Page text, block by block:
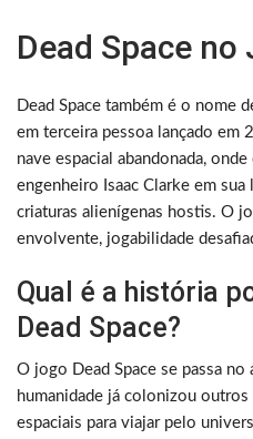
Dead Space no
Dead Space também é o nome
em terceira pessoa lançado em
nave espacial abandonada,
engenheiro Isaac Clarke em
criaturas alienígenas hostis. O
envolvente, jogabilidade
Qual é a história
Dead Space?
O jogo Dead Space se passa
humanidade já colonizou
espaciais para viajar pelo